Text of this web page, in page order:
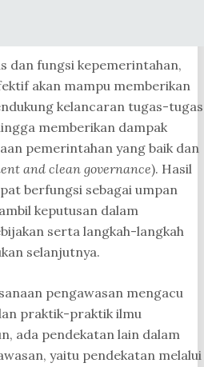
dan fungsi kepemerintahan,
akan mampu memberikan
kelancaran tugas-tugas
memberikan dampak
pemerintahan yang baik dan
and clean governance). Hasil
berfungsi sebagai umpan
keputusan dalam
serta langkah-langkah
selanjutnya.
pengawasan mengacu
praktik-praktik ilmu
ada pendekatan lain dalam
yaitu pendekatan melalui